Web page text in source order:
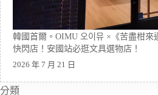
韓國首爾。OIMU 오이뮤 ×《苦盡柑來
快閃店！安國站必逛文具選物店！
2026 年 7 月 21 日
分類